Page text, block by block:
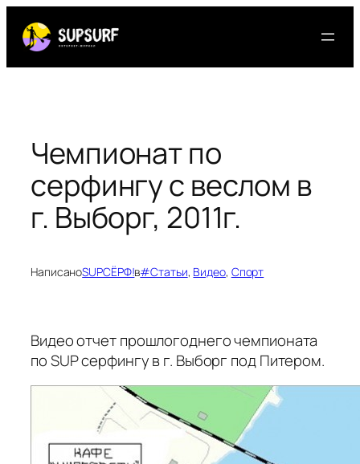
содержимому
Чемпионат по
серфингу с веслом в
г. Выборг, 2011г.
НаписаноSUPСЁРФ!в#Статьи, Видео, Спорт
Видео отчет прошлогоднего чемпионата
по SUP серфингу в г. Выборг под Питером.